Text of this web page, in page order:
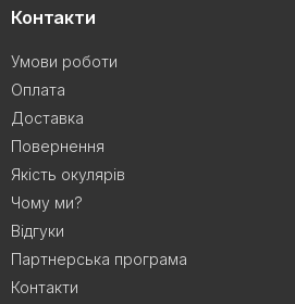
Контакти
Умови роботи
Оплата
Доставка
Повернення
Якість окулярів
Чому ми?
Відгуки
Партнерська програма
Контакти